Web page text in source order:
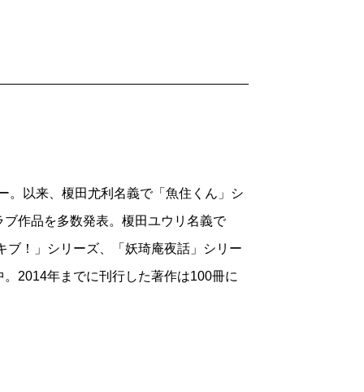
。以来、榎田尤利名義で「魚住くん」シ
作品を多数発表。榎田ユウリ名義で
！」シリーズ、「妖琦庵夜話」シリー
2014年までに刊行した著作は100冊に